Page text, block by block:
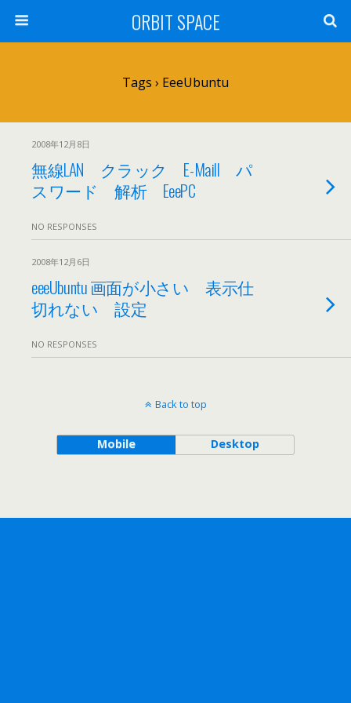
ORBIT SPACE
Tags › EeeUbuntu
2008年12月8日
無線LAN クラック E-Maill パ
スワード 解析 EeePC
NO RESPONSES
2008年12月6日
eeeUbuntu 画面が小さい 表示仕
切れない 設定
NO RESPONSES
Back to top
Mobile Desktop